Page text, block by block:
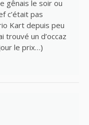
gênais le soir ou
c’était pas
Kart depuis peu
trouvé un d’occaz
le prix…)